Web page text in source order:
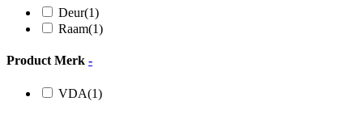
Deur(1)
Raam(1)
Product Merk -
VDA(1)